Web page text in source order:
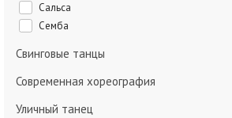
Сальса
Семба
Свинговые танцы
Современная хореография
Уличный танец